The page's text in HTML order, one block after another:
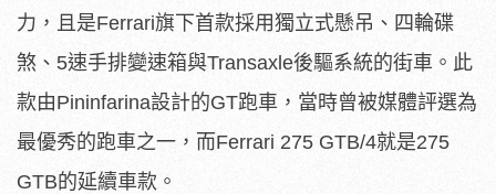
力，且是Ferrari旗下首款採用獨立式懸吊、四輪碟
煞、5速手排變速箱與Transaxle後驅系統的街車。此
款由Pininfarina設計的GT跑車，當時曾被媒體評選為
最優秀的跑車之一，而Ferrari 275 GTB/4就是275
GTB的延續車款。